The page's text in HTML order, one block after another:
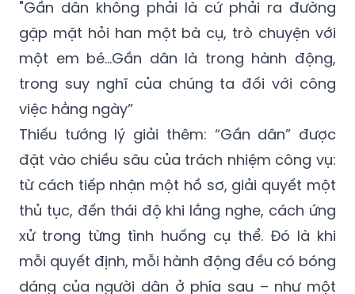
"Gần dân không phải là cứ phải ra đường
gặp mặt hỏi han một bà cụ, trò chuyện với
một em bé…Gần dân là trong hành động,
trong suy nghĩ của chúng ta đối với công
việc hằng ngày”
Thiếu tướng lý giải thêm: “Gần dân” được
đặt vào chiều sâu của trách nhiệm công vụ:
từ cách tiếp nhận một hồ sơ, giải quyết một
thủ tục, đến thái độ khi lắng nghe, cách ứng
xử trong từng tình huống cụ thể. Đó là khi
mỗi quyết định, mỗi hành động đều có bóng
dáng của người dân ở phía sau – như một